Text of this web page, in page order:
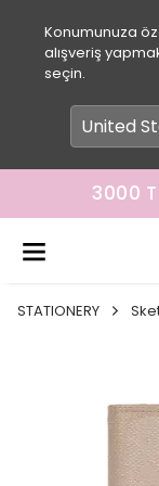
Konumunuza
alışveriş
seçin.
3000
STATIONERY